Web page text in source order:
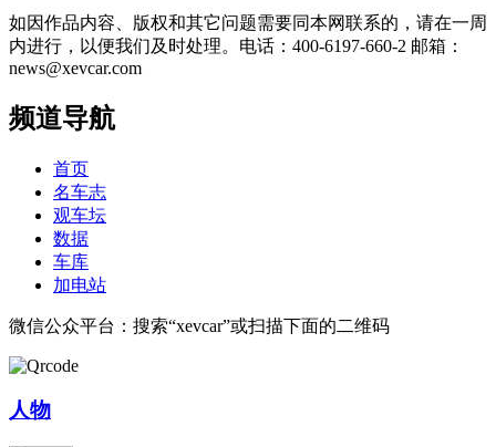
如因作品内容、版权和其它问题需要同本网联系的，请在一周
内进行，以便我们及时处理。电话：400-6197-660-2 邮箱：
news@xevcar.com
频道导航
首页
名车志
观车坛
数据
车库
加电站
微信公众平台：搜索“xevcar”或扫描下面的二维码
人物